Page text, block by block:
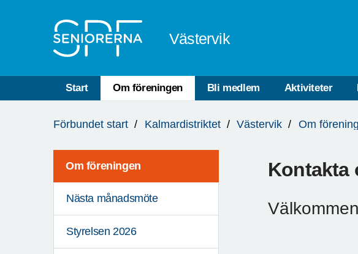
Västervik
Start Om föreningen Bli medlem Aktiviteter
är
Förbundet start Kalmardistriktet Västervik Om
Om föreningen
Nästa månadsmöte
Styrelsen 2026
Kontakta